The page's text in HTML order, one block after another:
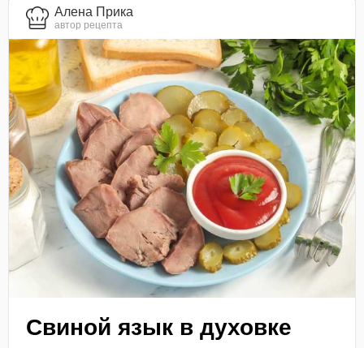
Алена Прика
автор рецепта
Свиной язык в духовке